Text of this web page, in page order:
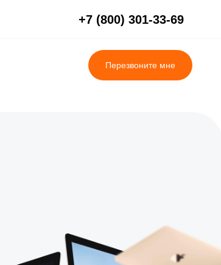
+7 (800) 301-33-69
Перезвоните мне